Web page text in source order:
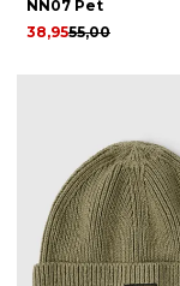
NN07 Pet
55,00
38,95